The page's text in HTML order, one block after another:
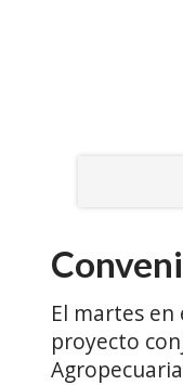
El martes
proyecto